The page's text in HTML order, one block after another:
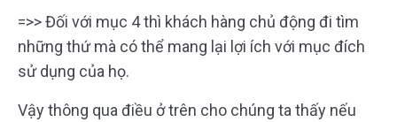
=>> Đối với mục 4 thì khách hàng chủ động đi tìm
những thứ mà có thể mang lại lợi ích với mục đích
sử dụng của họ.
Vậy thông qua điều ở trên cho chúng ta thấy nếu